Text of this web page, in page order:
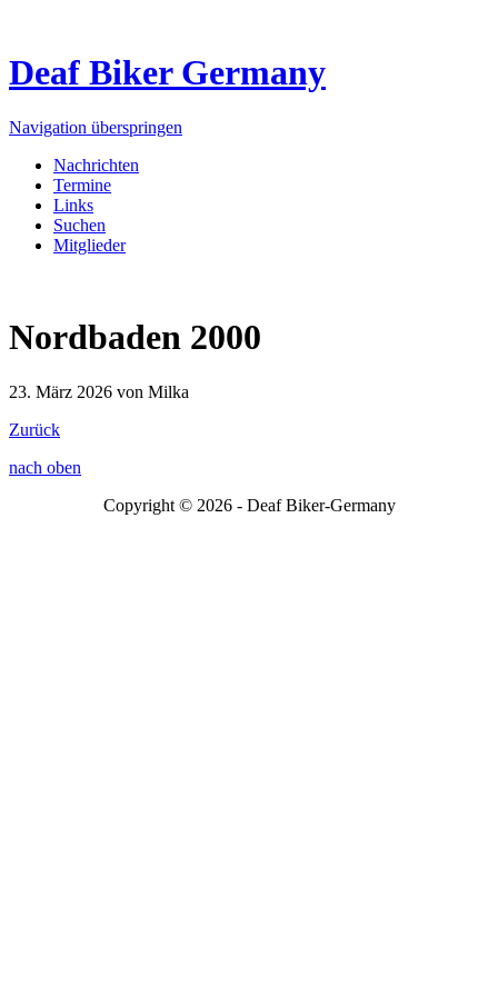
Deaf Biker Germany
Navigation überspringen
Nachrichten
Termine
Links
Suchen
Mitglieder
Nordbaden 2000
23. März 2026 von Milka
Zurück
nach oben
Copyright © 2026 - Deaf Biker-Germany